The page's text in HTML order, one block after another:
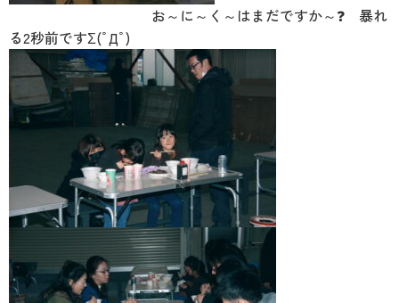
お～に～く～はまだですか～❓ 暴れ
る2秒前ですΣ(ﾟДﾟ)